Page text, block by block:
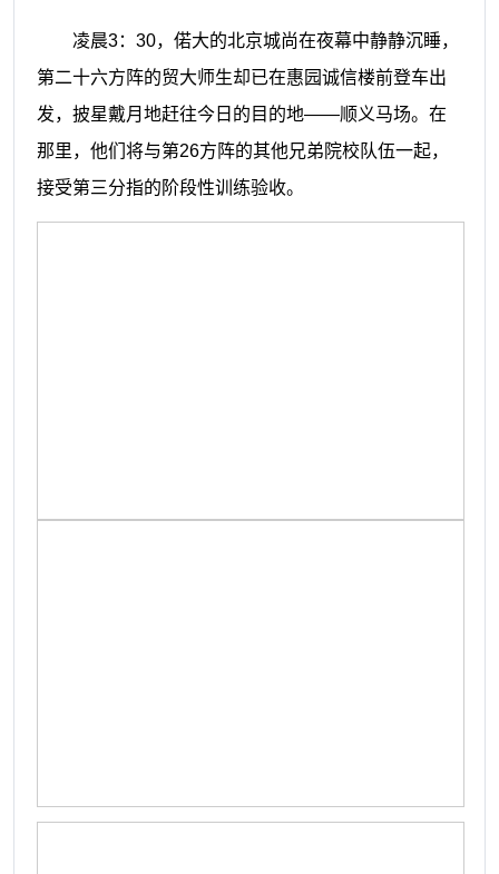
凌晨3：30，偌大的北京城尚在夜幕中静静沉睡，
第二十六方阵的贸大师生却已在惠园诚信楼前登车出
发，披星戴月地赶往今日的目的地——顺义马场。在
那里，他们将与第26方阵的其他兄弟院校队伍一起，
接受第三分指的阶段性训练验收。